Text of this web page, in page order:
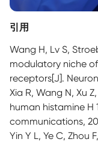
引用
Wang H, Lv S,
modulatory niche
receptors[J].
Xia R, Wang N, Xu
human histamine
communications,
Yin Y L, Ye C, Zhou